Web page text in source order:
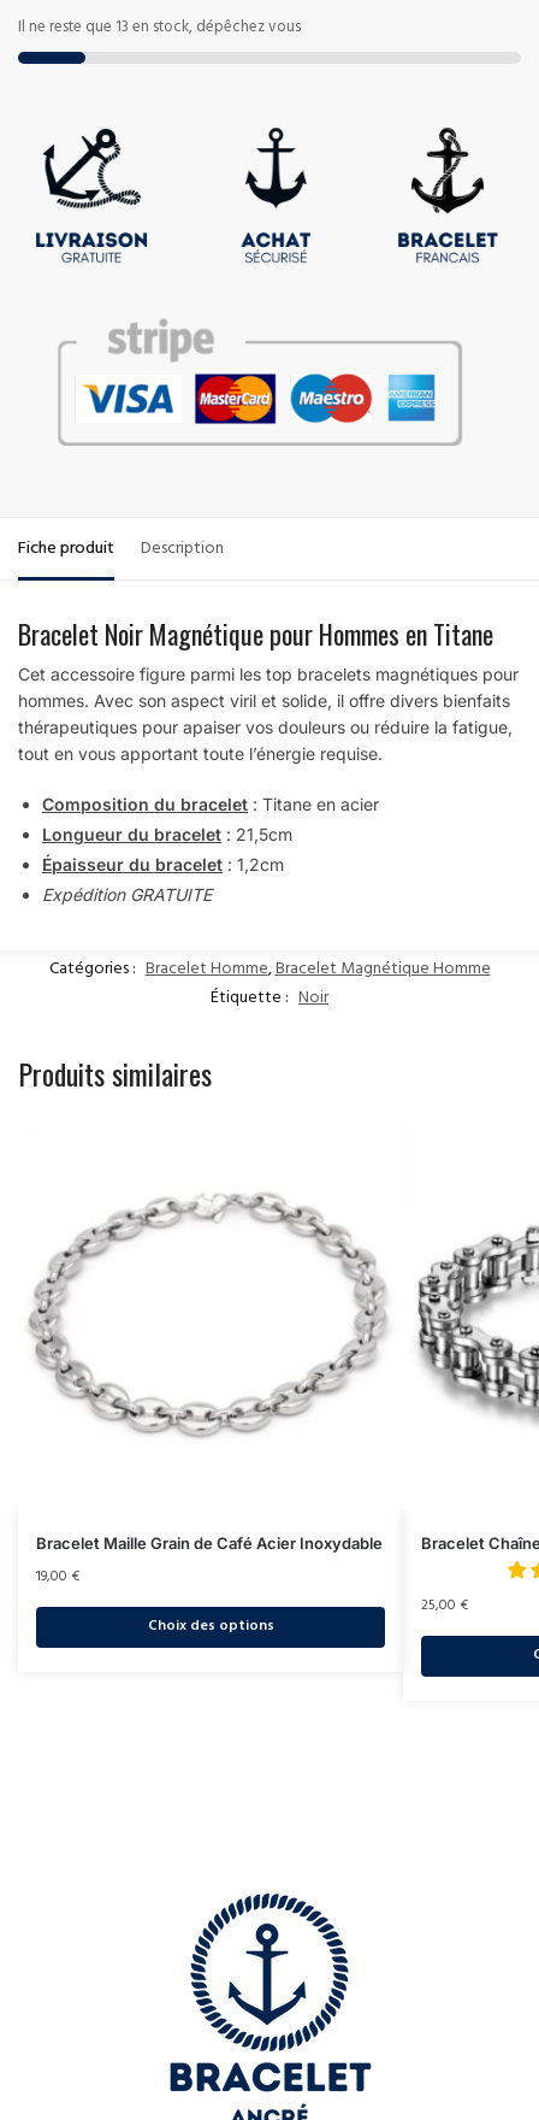
Il ne reste que 13 en stock, dépêchez vous
Fiche produit Description
Bracelet Noir Magnétique pour Hommes en Titane
Cet accessoire figure parmi les top bracelets magnétiques pour
hommes. Avec son aspect viril et solide, il offre divers bienfaits
thérapeutiques pour apaiser vos douleurs ou réduire la fatigue,
tout en vous apportant toute l’énergie requise.
Composition du bracelet : Titane en acier
Longueur du bracelet : 21,5cm
Épaisseur du bracelet : 1,2cm
Expédition GRATUITE
Catégories : Bracelet Homme,Bracelet Magnétique Homme
Étiquette : Noir
Produits similaires
Bracelet Maille Grain de Café Acier Inoxydable
19,00 €
Choix des options
Bracelet
25,00 €